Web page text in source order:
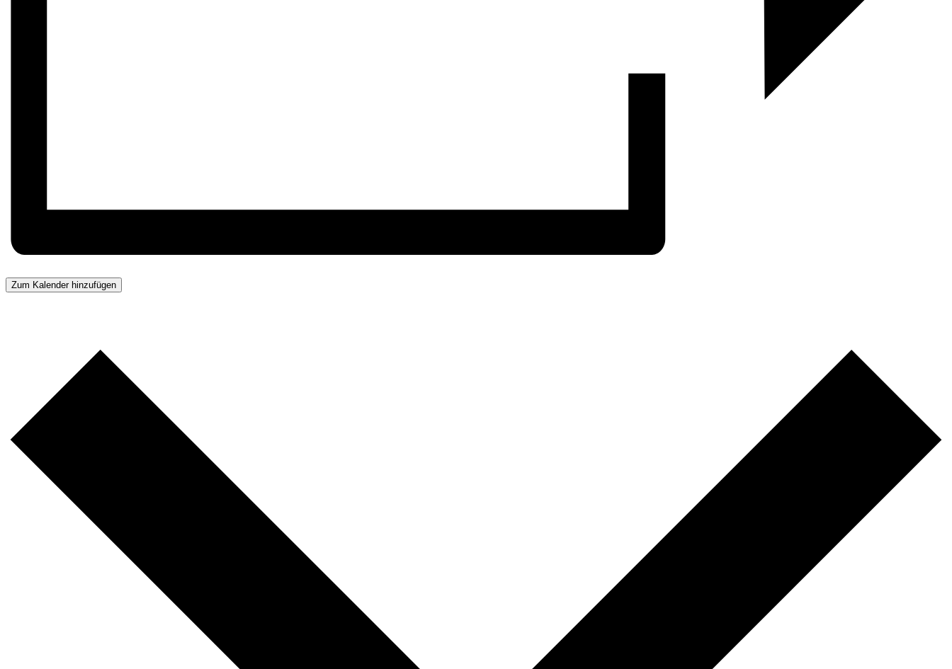
Zum Kalender hinzufügen